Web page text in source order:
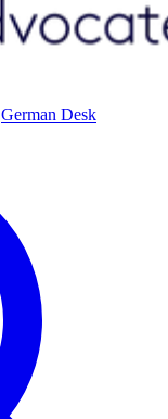
German Desk